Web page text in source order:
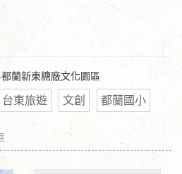
蘭新東糖廠文化園區
台東旅遊 文創 都蘭國小